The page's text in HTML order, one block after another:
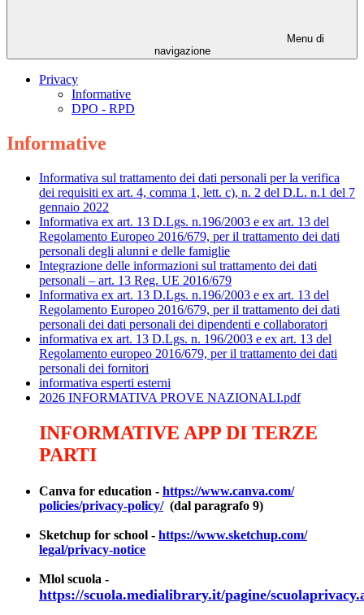
Menu di
navigazione
Privacy
Informative
DPO - RPD
Informative
Informativa sul trattamento dei dati personali per la verifica
dei requisiti ex art. 4, comma 1, lett. c), n. 2 del D.L. n.1 del 7
gennaio 2022
Informativa ex art. 13 D.Lgs. n.196/2003 e ex art. 13 del
Regolamento Europeo 2016/679, per il trattamento dei dati
personali degli alunni e delle famiglie
Integrazione delle informazioni sul trattamento dei dati
personali – art. 13 Reg. UE 2016/679
Informativa ex art. 13 D.Lgs. n.196/2003 e ex art. 13 del
Regolamento Europeo 2016/679, per il trattamento dei dati
personali dei dati personali dei dipendenti e collaboratori
informativa ex art. 13 D.Lgs. n. 196/2003 e ex art. 13 del
Regolamento europeo 2016/679, per il trattamento dei dati
personali dei fornitori
informativa esperti esterni
2026 INFORMATIVA PROVE NAZIONALI.pdf
INFORMATIVE APP DI TERZE
PARTI
Canva for education - https://www.canva.com/
policies/privacy-policy/ (dal paragrafo 9)
Sketchup for school - https://www.sketchup.com/
legal/privacy-notice
Mlol scuola -
https://scuola.medialibrary.it/pagine/